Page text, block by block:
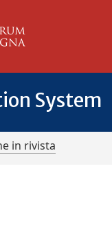
System
in rivista